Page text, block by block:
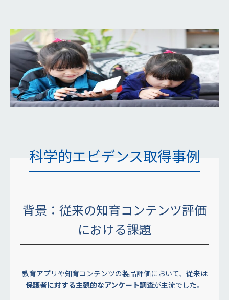
科学的エビデンス取得事例
背景：従来の知育コンテンツ評価
における課題
教育アプリや知育コンテンツの製品評価において、従来は
保護者に対する主観的なアンケート調査が主流でした。